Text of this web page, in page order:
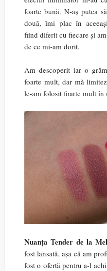
foarte bună. N-aș putea
două, îmi plac în
fiind diferit cu fiecare și
de ce mi-am dorit.
Am descoperit iar o
foarte mult, dar mă
le-am folosit foarte mult
Nuanța Tender de la
fost lansată, așa că am
fost o ofertă pentru a-l